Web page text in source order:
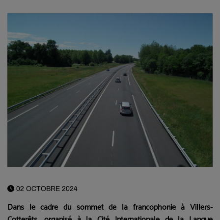
02 OCTOBRE 2024
Dans le cadre du sommet de la francophonie à Villers-